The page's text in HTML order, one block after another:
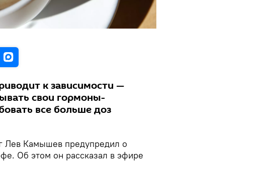
к зависимости —
свои гормоны-
все больше доз
Лев Камышев предупредил о
Об этом он рассказал в эфире